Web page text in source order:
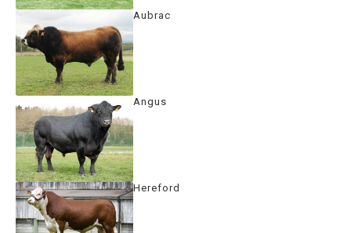
Aubrac
Angus
Hereford